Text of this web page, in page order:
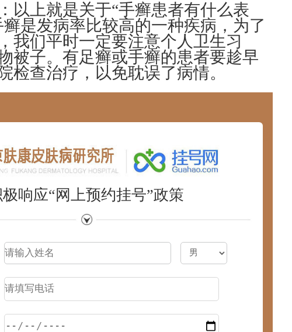
上就是关于“手癣患者有什么表
是发病率比较高的一种疾病，为了
我们平时一定要注意个人卫生习
被子。有足癣或手癣的患者要趁早
检查治疗，以免耽误了病情。
响应“网上预约挂号”政策